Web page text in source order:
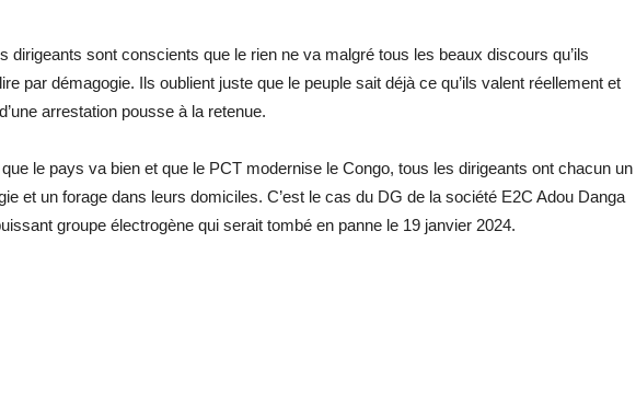
dirigeants sont conscients que le rien ne va malgré tous les beaux discours qu’ils
par démagogie. Ils oublient juste que le peuple sait déjà ce qu’ils valent réellement et
arrestation pousse à la retenue.
que le pays va bien et que le PCT modernise le Congo, tous les dirigeants ont chacun un
et un forage dans leurs domiciles. C’est le cas du DG de la société E2C Adou Danga
groupe électrogène qui serait tombé en panne le 19 janvier 2024.